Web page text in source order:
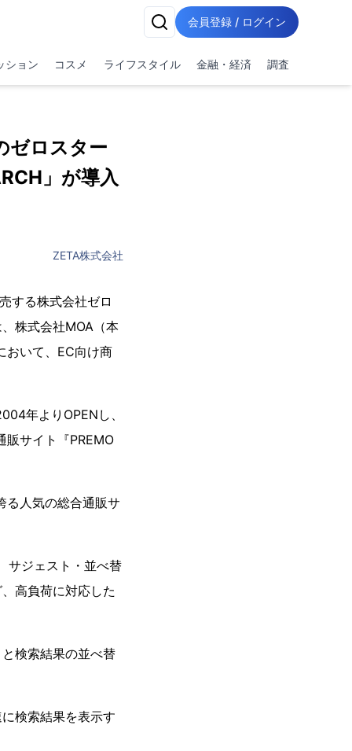
会員登録 / ログイン
ション コスメ ライフスタイル 金融・経済 調査
ゼロスター
」が導入
ZETA株式会社
する株式会社ゼロ
株式会社MOA（本
おいて、EC向け商
年よりOPENし、
販サイト『PREMO
る人気の総合通販サ
サジェスト・並べ替
高負荷に対応した
検索結果の並べ替
検索結果を表示す